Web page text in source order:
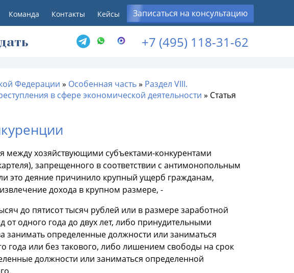
Команда Контакты Кейсы Записаться на консультацию
+7 (495) 118-31-62
Федерации » Особенная часть» Раздел VIII.
в сфере экономической деятельности » Статья
между хозяйствующими субъектами-конкурентами
запрещенного в соответствии с антимонопольным
это деяние причинило крупный ущерб гражданам,
дохода в крупном размере, -
до пятисот тысяч рублей или в размере заработной
одного года до двух лет, либо принудительными
занимать определенные должности или заниматься
года или без такового, либо лишением свободы на срок
должности или заниматься определенной